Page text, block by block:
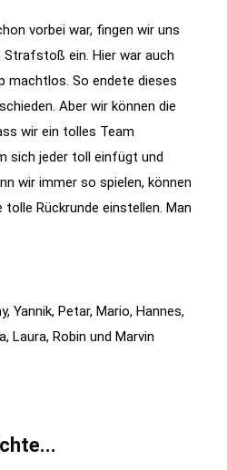
vorbei war, fingen wir uns
ein. Hier war auch
machtlos. So endete dieses
Aber wir können die
wir ein tolles Team
sich jeder toll einfügt und
wir immer so spielen, können
Rückrunde einstellen. Man
Yannik, Petar, Mario, Hannes,
Laura, Robin und Marvin